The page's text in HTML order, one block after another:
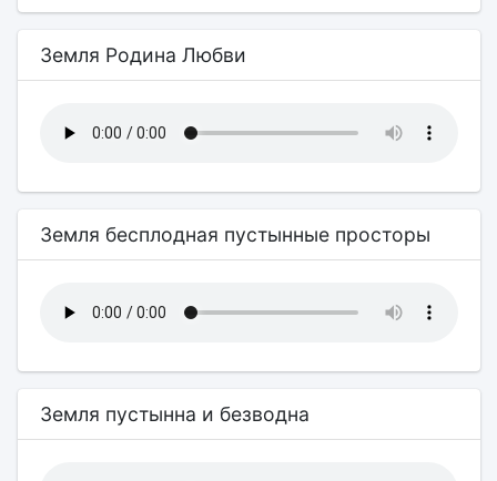
Земля Родина Любви
Земля бесплодная пустынные просторы
Земля пустынна и безводна